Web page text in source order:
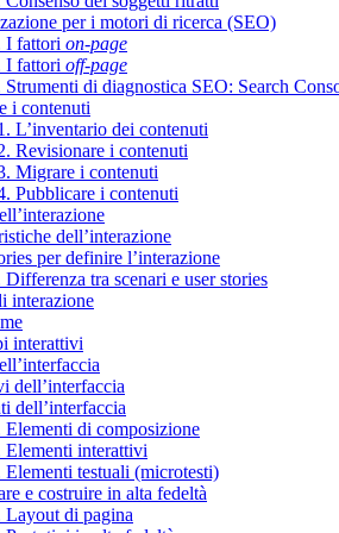
per i motori di ricerca (SEO)
I fattori on-page
I fattori off-page
Strumenti di diagnostica SEO: Search
i contenuti
L’inventario dei contenuti
Revisionare i contenuti
Migrare i contenuti
Pubblicare i contenuti
dell’interazione
per definire l’interazione
Differenza tra scenari e user stories
interazione
interattivi
dell’interfaccia
dell’interfaccia
Elementi di composizione
Elementi interattivi
Elementi testuali (microtesti)
e costruire in alta fedeltà
Layout di pagina